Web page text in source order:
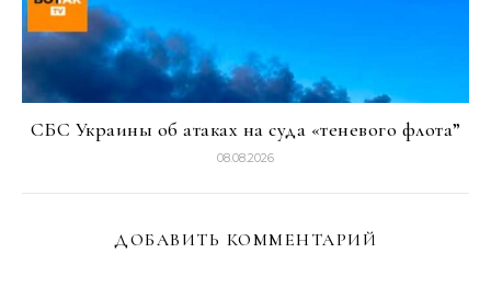
СБС Украины об атаках на суда «теневого флота”
08.08.2026
ДОБАВИТЬ КОММЕНТАРИЙ